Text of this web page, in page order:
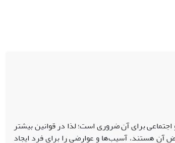
برای آن ضروری است؛ لذا در قوانین بیشتر
از 18سالگی که دختران بیشتر در معرض آن هستند، آسیب‌ها و عوارضی را برای فرد ایجاد